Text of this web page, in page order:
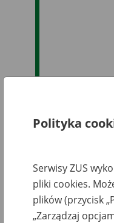
Polityka
Serwisy ZUS
pliki cookies.
plików (przycisk
„Zarządzaj